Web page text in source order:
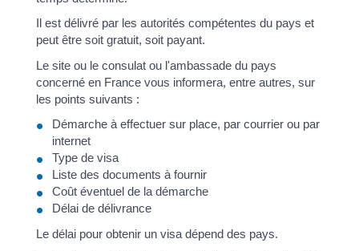
Il est délivré par les autorités compétentes du pays et
peut être soit gratuit, soit payant.
Le site ou le consulat ou l'ambassade du pays
concerné en France vous informera, entre autres, sur
les points suivants :
Démarche à effectuer sur place, par courrier ou par
internet
Type de visa
Liste des documents à fournir
Coût éventuel de la démarche
Délai de délivrance
Le délai pour obtenir un visa dépend des pays.